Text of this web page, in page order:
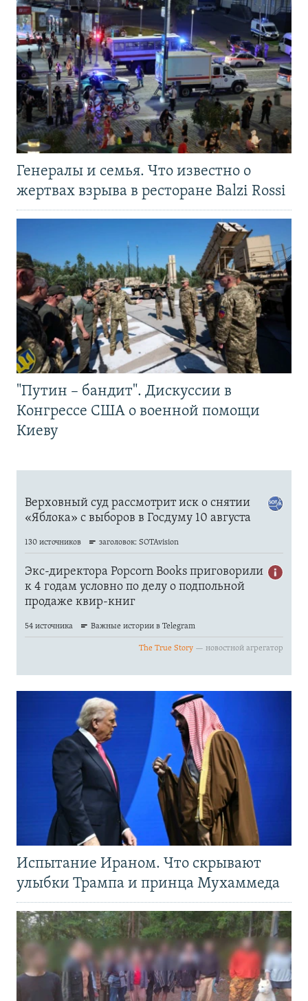
Генералы и семья. Что известно о
жертвах взрыва в ресторане Balzi Rossi
"Путин – бандит". Дискуссии в
Конгрессе США о военной помощи
Киеву
Испытание Ираном. Что скрывают
улыбки Трампа и принца Мухаммеда